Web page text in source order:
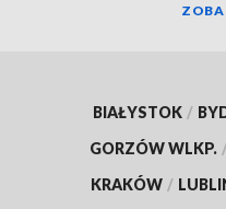
BIAŁYSTOK /
GORZÓW WLKP.
KRAKÓW /